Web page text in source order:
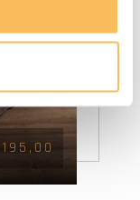
195,00